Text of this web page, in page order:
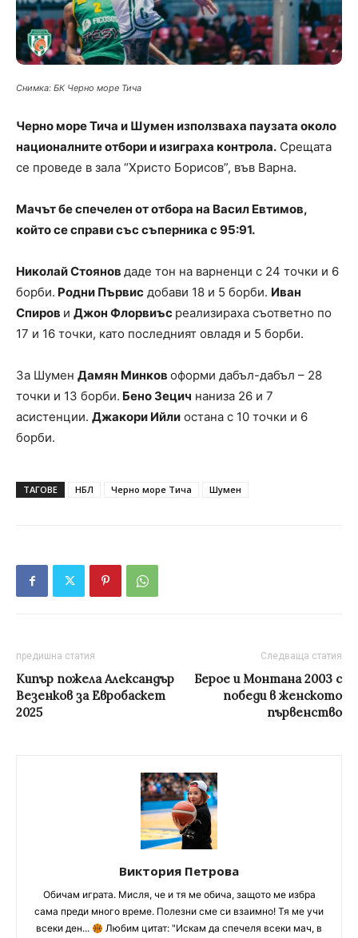
Снимка: БК Черно море Тича
Черно море Тича и Шумен използваха паузата около
националните отбори и изиграха контрола. Срещата
се проведе в зала “Христо Борисов”, във Варна.
Мачът бе спечелен от отбора на Васил Евтимов,
който се справи със съперника с 95:91.
Николай Стоянов даде тон на варненци с 24 точки и 6
борби. Родни Първис добави 18 и 5 борби. Иван
Спиров и Джон Флорвиъс реализираха съответно по
17 и 16 точки, като последният овладя и 5 борби.
За Шумен Дамян Минков оформи дабъл-дабъл – 28
точки и 13 борби. Бено Зецич наниза 26 и 7
асистенции. Джакори Ийли остана с 10 точки и 6
борби.
ТАГОВЕ НБЛ Черно море Тича Шумен
предишна статия
Кипър пожела Александър
Везенков за Евробаскет
2025
Следваща статия
Берое и Монтана 2003 с
победи в женското
първенство
Виктория Петрова
Обичам играта. Мисля, че и тя ме обича, защото ме избра
сама преди много време. Полезни сме си взаимно! Тя ме учи
всеки ден...
Любим цитат: "Искам да спечеля всеки мач, в